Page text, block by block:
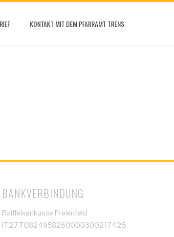
KONTAKT MIT DEM PFARRAMT TRENS
BANKVERBINDUNG
Raiffeisenkasse Freienfeld
IT27T0824958260000300217425